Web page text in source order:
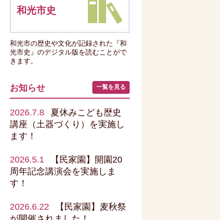
和光市史
和光市の歴史や文化が記録された『和
光市史』のデジタル版を読むことがで
きます。
お知らせ 一覧を見る
2026.7.8
夏休みこども歴史
講座（土器づくり）を実施し
ます！
2026.5.1
【民家園】開園20
周年記念講演会を実施しま
す！
2026.6.22
【民家園】麦秋祭